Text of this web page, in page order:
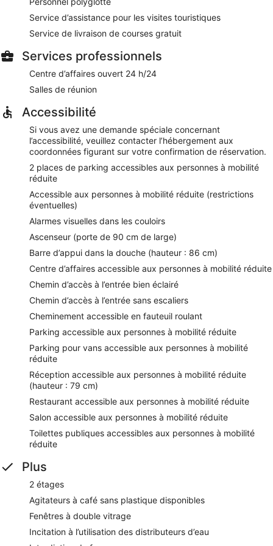
sont mis à la disposition des voyageurs d'affaires. Très
pratique pour les voyages d'affaires, Holiday Inn Express
Ringsheim by IHG offre également un distributeur
polyglotte et une boutique de souvenirs/un kiosque à
journaux. Moyennant un supplément, un parking est
disponible.
Les clients profiteront d'un petit déjeuner buffet gratuit tous
les jours de 06 h 30 à 10 h 30.
Service d’assistance pour les visites touristiques
Service de livraison de courses gratuit
Services professionnels
Centre d’affaires ouvert 24 h/24
Salles de réunion
Accessibilité
Si vous avez une demande spéciale concernant
l’accessibilité, veuillez contacter l’hébergement aux
coordonnées figurant sur votre confirmation de réservation.
2 places de parking accessibles aux personnes à mobilité
réduite
Accessible aux personnes à mobilité réduite (restrictions
éventuelles)
Alarmes visuelles dans les couloirs
Ascenseur (porte de 90 cm de large)
Barre d’appui dans la douche (hauteur : 86 cm)
Centre d’affaires accessible aux personnes à mobilité réduite
Chemin d’accès à l’entrée bien éclairé
Chemin d’accès à l’entrée sans escaliers
Cheminement accessible en fauteuil roulant
Parking accessible aux personnes à mobilité réduite
Parking pour vans accessible aux personnes à mobilité
réduite
Réception accessible aux personnes à mobilité réduite
(hauteur : 79 cm)
Restaurant accessible aux personnes à mobilité réduite
Salon accessible aux personnes à mobilité réduite
Toilettes publiques accessibles aux personnes à mobilité
réduite
Plus
2 étages
Agitateurs à café sans plastique disponibles
Fenêtres à double vitrage
Incitation à l’utilisation des distributeurs d’eau